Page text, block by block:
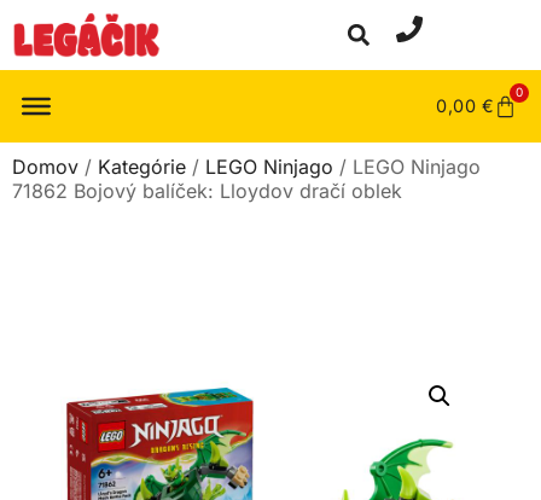
0,00 €
0
Domov / Kategórie / LEGO Ninjago / LEGO Ninjago
71862 Bojový balíček: Lloydov dračí oblek